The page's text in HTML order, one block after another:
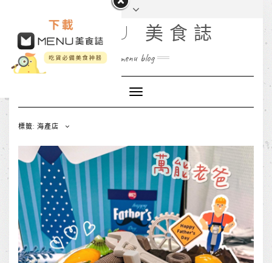
MENU 美食誌
menu blog
Toggle
Navigation
標籤: 海產店